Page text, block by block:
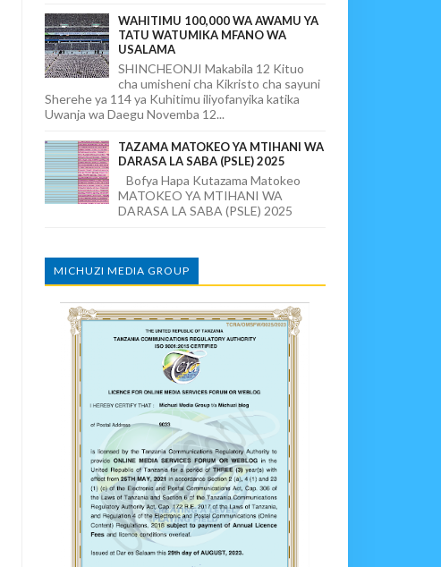
WAHITIMU 100,000 WA AWAMU YA
TATU WATUMIKA MFANO WA
USALAMA
SHINCHEONJI Makabila 12 Kituo
cha umisheni cha Kikristo cha sayuni
Sherehe ya 114 ya Kuhitimu iliyofanyika katika
Uwanja wa Daegu Novemba 12...
TAZAMA MATOKEO YA MTIHANI WA
DARASA LA SABA (PSLE) 2025
Bofya Hapa Kutazama Matokeo
MATOKEO YA MTIHANI WA
DARASA LA SABA (PSLE) 2025
MICHUZI MEDIA GROUP